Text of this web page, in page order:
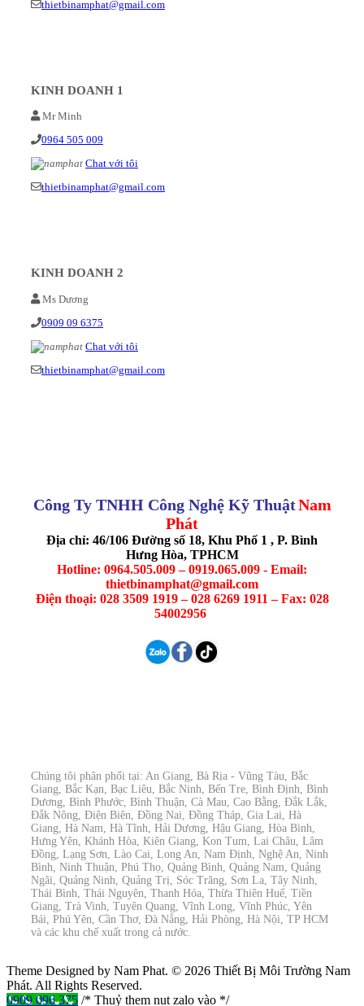
thietbinamphat@gmail.com
KINH DOANH 1
Mr Minh
0964 505 009
Chat với tôi
thietbinamphat@gmail.com
KINH DOANH 2
Ms Dương
0909 09 6375
Chat với tôi
thietbinamphat@gmail.com
Công Ty TNHH Công Nghệ Kỹ ThuậtNam
Phát
Địa chỉ: 46/106 Đường số 18, Khu Phố 1 , P. Bình
Hưng Hòa, TPHCM
Hotline: 0964.505.009 – 0919.065.009 - Email:
thietbinamphat@gmail.com
Điện thoại: 028 3509 1919 – 028 6269 1911 – Fax: 028
54002956
Chúng tôi phân phối tại: An Giang, Bà Rịa - Vũng Tàu, Bắc
Giang, Bắc Kạn, Bạc Liêu, Bắc Ninh, Bến Tre, Bình Định, Bình
Dương, Bình Phước, Bình Thuận, Cà Mau, Cao Bằng, Đắk Lắk,
Đắk Nông, Điện Biên, Đồng Nai, Đồng Tháp, Gia Lai, Hà
Giang, Hà Nam, Hà Tĩnh, Hải Dương, Hậu Giang, Hòa Bình,
Hưng Yên, Khánh Hòa, Kiên Giang, Kon Tum, Lai Châu, Lâm
Đồng, Lạng Sơn, Lào Cai, Long An, Nam Định, Nghệ An, Ninh
Bình, Ninh Thuận, Phú Thọ, Quảng Bình, Quảng Nam, Quảng
Ngãi, Quảng Ninh, Quảng Trị, Sóc Trăng, Sơn La, Tây Ninh,
Thái Bình, Thái Nguyên, Thanh Hóa, Thừa Thiên Huế, Tiền
Giang, Trà Vinh, Tuyên Quang, Vĩnh Long, Vĩnh Phúc, Yên
Bái, Phú Yên, Cần Thơ, Đà Nẵng, Hải Phòng, Hà Nội, TP HCM
và các khu chế xuất trong cả nước.
Theme Designed by Nam Phat. © 2026 Thiết Bị Môi Trường Nam
Phát. All Rights Reserved.
0909 096 375 /* Thuỷ them nut zalo vào */